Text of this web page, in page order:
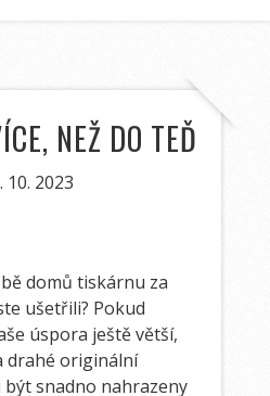
NEŽ DO TEĎ
10. 2023
domů tiskárnu za
ušetřili? Pokud
úspora ještě větší,
drahé originální
snadno nahrazeny